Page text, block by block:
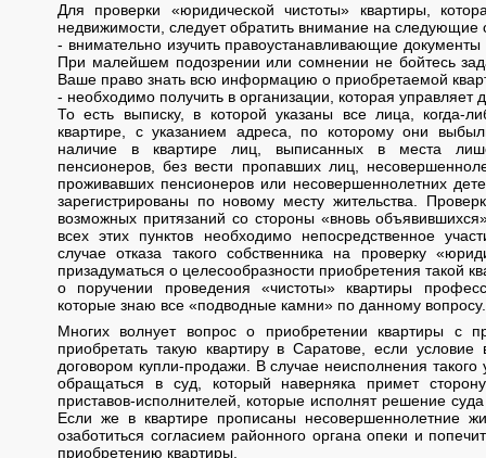
Для проверки «юридической чистоты» квартиры,
недвижимости, следует обратить внимание на следующие
- внимательно изучить правоустанавливающие
При малейшем подозрении или сомнении не бойтесь
Ваше право знать всю информацию о приобретаемой
- необходимо получить в организации, которая
То есть выписку, в которой указаны все лица, когда-
квартире, с указанием адреса, по которому они
наличие в квартире лиц, выписанных в места
пенсионеров, без вести пропавших лиц,
проживавших пенсионеров или несовершеннолетних
зарегистрированы по новому месту жительства.
возможных притязаний со стороны «вновь
всех этих пунктов необходимо непосредственное
случае отказа такого собственника на проверку
призадуматься о целесообразности приобретения такой
о поручении проведения «чистоты» квартиры
которые знаю все «подводные камни» по данному
Многих волнует вопрос о приобретении квартиры с
приобретать такую квартиру в Саратове, если
договором купли-продажи. В случае неисполнения
обращаться в суд, который наверняка примет
приставов-исполнителей, которые исполнят решение
Если же в квартире прописаны несовершеннолетние
озаботиться согласием районного органа опеки и
приобретению квартиры.